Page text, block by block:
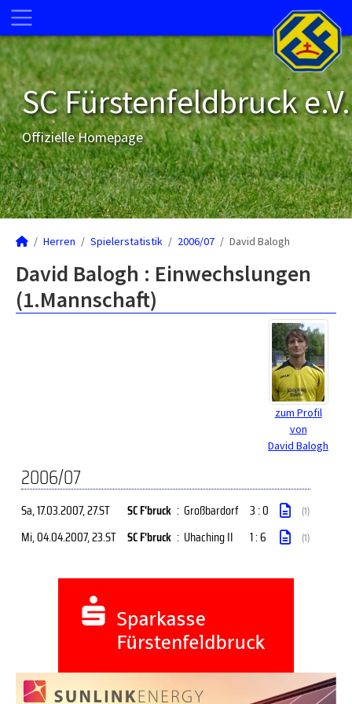
SC Fürstenfeldbruck e.V.
Offizielle Homepage
Herren Spielerstatistik 2006/07 David Balogh
David Balogh : Einwechslungen
(1.Mannschaft)
zum Profil
von
David Balogh
2006/07
Sa, 17.03.2007, 27.ST SC F'bruck : Großbardorf 3 : 0 (1)
Mi, 04.04.2007, 23.ST SC F'bruck : Uhaching II 1 : 6 (1)